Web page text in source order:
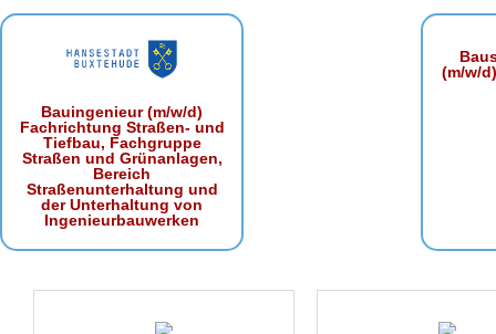
Bauingenieur (m/w/d)
Fachrichtung Straßen- und
Tiefbau, Fachgruppe
Straßen und Grünanlagen,
Bereich
Straßenunterhaltung und
der Unterhaltung von
Ingenieurbauwerken
(m/w/